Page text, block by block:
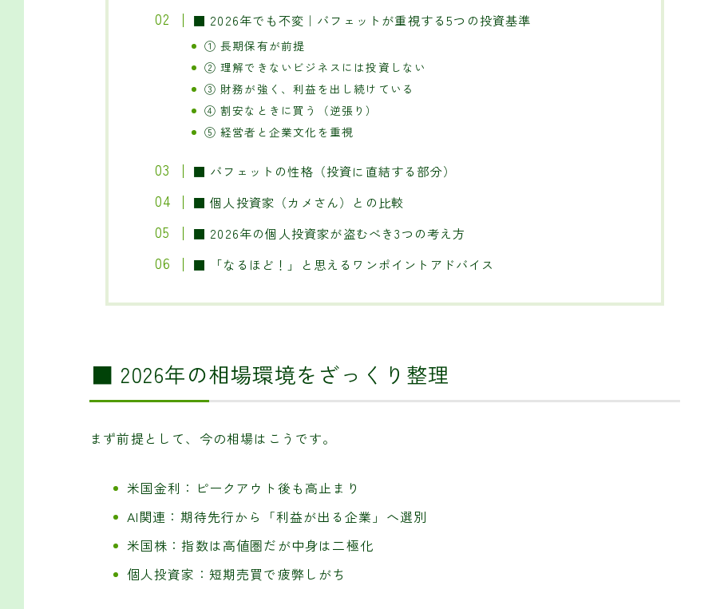
■ 2026年でも不変｜バフェットが重視する5つの投資基準
① 長期保有が前提
② 理解できないビジネスには投資しない
③ 財務が強く、利益を出し続けている
④ 割安なときに買う（逆張り）
⑤ 経営者と企業文化を重視
■ バフェットの性格（投資に直結する部分）
■ 個人投資家（カメさん）との比較
■ 2026年の個人投資家が盗むべき3つの考え方
■ 「なるほど！」と思えるワンポイントアドバイス
■ 2026年の相場環境をざっくり整理
まず前提として、今の相場はこうです。
米国金利：ピークアウト後も高止まり
AI関連：期待先行から「利益が出る企業」へ選別
米国株：指数は高値圏だが中身は二極化
個人投資家：短期売買で疲弊しがち